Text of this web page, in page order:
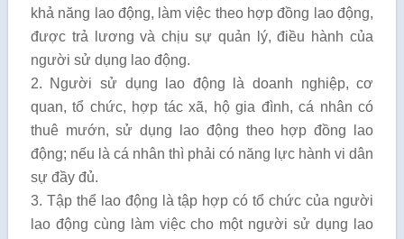
khả năng lao động, làm việc theo hợp đồng lao động,
được trả lương và chịu sự quản lý, điều hành của
người sử dụng lao động.
2. Người sử dụng lao động là doanh nghiệp, cơ
quan, tổ chức, hợp tác xã, hộ gia đình, cá nhân có
thuê mướn, sử dụng lao động theo hợp đồng lao
động; nếu là cá nhân thì phải có năng lực hành vi dân
sự đầy đủ.
3. Tập thể lao động là tập hợp có tổ chức của người
lao động cùng làm việc cho một người sử dụng lao